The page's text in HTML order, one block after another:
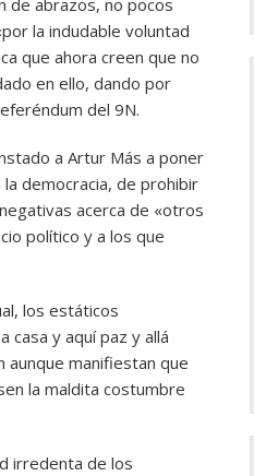
de abrazos, no pocos
la indudable voluntad
que ahora creen que no
en ello, dando por
del 9N.
a Artur Más a poner
democracia, de prohibir
acerca de «otros
político y a los que
los estáticos
casa y aquí paz y allá
aunque manifiestan que
la maldita costumbre
irredenta de los